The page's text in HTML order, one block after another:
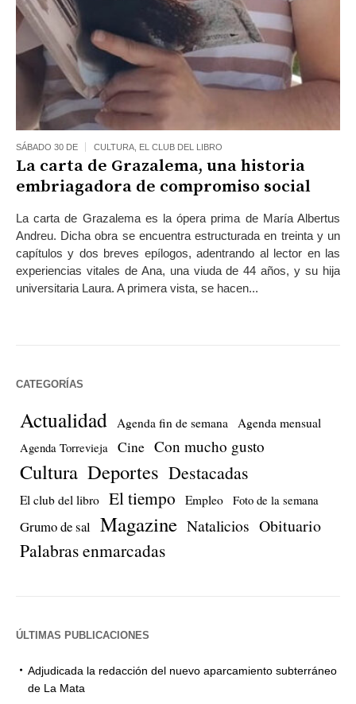
SÁBADO 30 DE CULTURA EL CLUB DEL LIBRO
La carta de Grazalema, una historia
embriagadora de compromiso social
La carta de Grazalema es la ópera prima de María Albertus
Andreu. Dicha obra se encuentra estructurada en treinta y un
capítulos y dos breves epílogos, adentrando al lector en las
experiencias vitales de Ana, una viuda de 44 años, y su hija
universitaria Laura. A primera vista, se hacen...
CATEGORÍAS
Actualidad Agenda fin de semana Agenda mensual
Agenda Torrevieja Cine Con mucho gusto
Cultura Deportes Destacadas
El club del libro El tiempo Empleo Foto de la semana
Grumo de sal Magazine Natalicios Obituario
Palabras enmarcadas
ÚLTIMAS PUBLICACIONES
Adjudicada la redacción del nuevo aparcamiento subterráneo
de La Mata